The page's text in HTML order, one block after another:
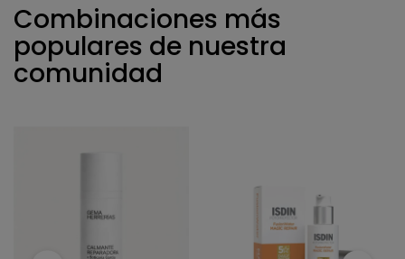
Combinaciones más
populares de nuestra
comunidad